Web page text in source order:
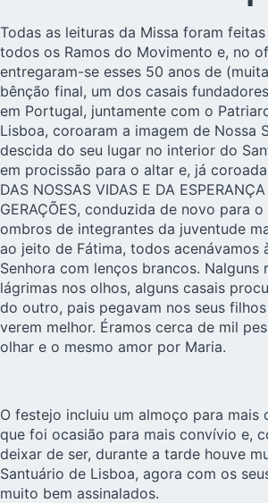
Todas as leituras da Missa foram
todos os Ramos do Movimento e, no
entregaram-se esses 50 anos de
bênção final, um dos casais
em Portugal, juntamente com o
Lisboa, coroaram a imagem de Nossa
descida do seu lugar no interior do
em procissão para o altar e, já
DAS NOSSAS VIDAS E DA
GERAÇÕES, conduzida de novo para
ombros de integrantes da juventude
ao jeito de Fátima, todos acenávamos
Senhora com lenços brancos. Nalguns
lágrimas nos olhos, alguns casais
do outro, pais pegavam nos seus
verem melhor. Éramos cerca de mil
olhar e o mesmo amor por Maria.
O festejo incluiu um almoço para mais
que foi ocasião para mais convívio e,
deixar de ser, durante a tarde houve
Santuário de Lisboa, agora com os
muito bem assinalados.